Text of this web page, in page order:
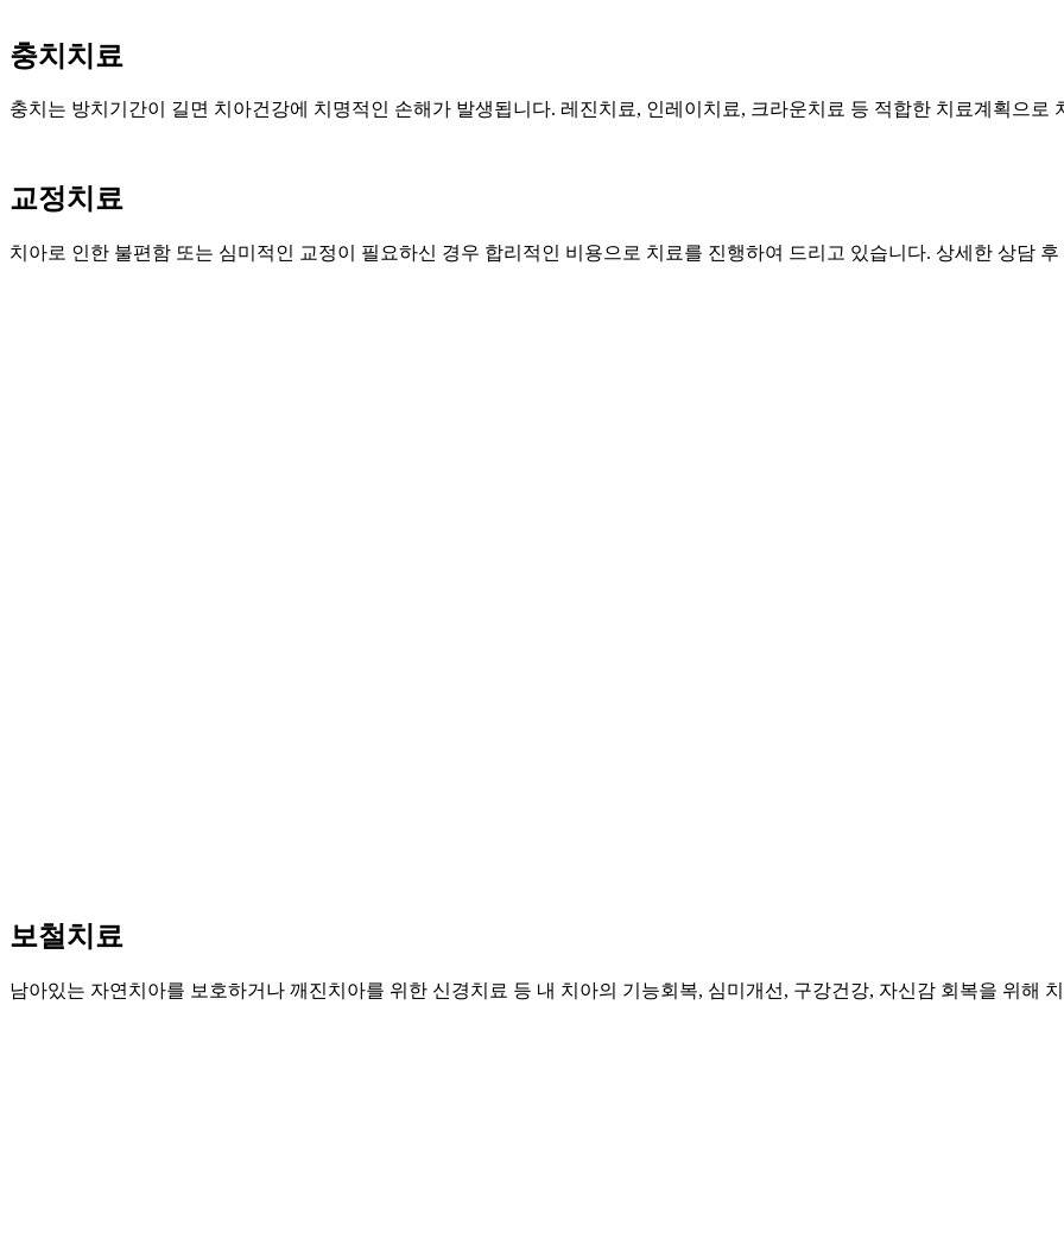
충치치료
충치는 방치기간이 길면 치아건강에 치명적인 손해가 발생됩니다. 레진치료, 인레이치료, 크라운치료 등 적합한 치료계획으로
교정치료
치아로 인한 불편함 또는 심미적인 교정이 필요하신 경우 합리적인 비용으로 치료를 진행하여 드리고 있습니다. 상세한 상담
보철치료
남아있는 자연치아를 보호하거나 깨진치아를 위한 신경치료 등 내 치아의 기능회복, 심미개선, 구강건강, 자신감 회복을 위해